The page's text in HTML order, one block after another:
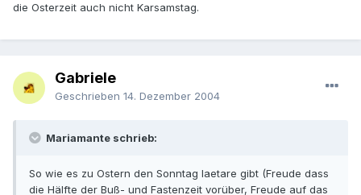
die Osterzeit auch nicht Karsamstag.
Gabriele
Geschrieben 14. Dezember 2004
Mariamante schrieb:
So wie es zu Ostern den Sonntag laetare gibt (Freude dass
die Hälfte der Buß- und Fastenzeit vorüber, Freude auf das